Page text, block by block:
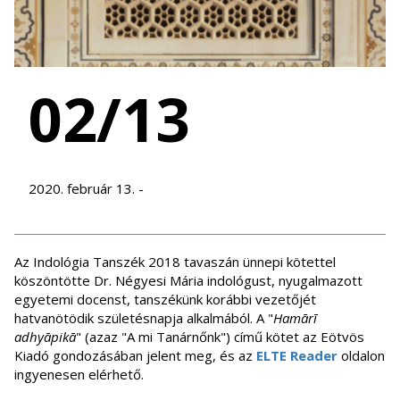
02/13
2020. február 13. -
Az Indológia Tanszék 2018 tavaszán ünnepi kötettel
köszöntötte Dr. Négyesi Mária indológust, nyugalmazott
egyetemi docenst, tanszékünk korábbi vezetőjét
hatvanötödik születésnapja alkalmából. A "Hamārī
adhyāpikā" (azaz "A mi Tanárnőnk") című kötet az Eötvös
Kiadó gondozásában jelent meg, és az ELTE Reader oldalon
ingyenesen elérhető.